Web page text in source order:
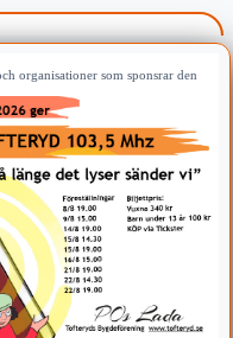
organisationer som sponsrar den